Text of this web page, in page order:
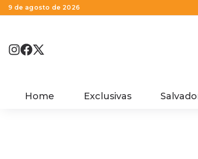
9 de agosto de 2026
Home Exclusivas